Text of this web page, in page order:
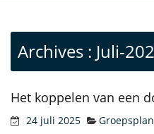
Archives : Juli-
Het koppelen van een
24 juli 2025 Groepsplan